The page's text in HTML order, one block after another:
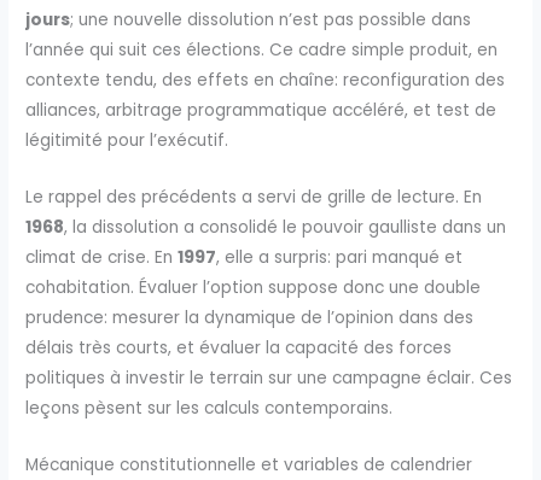
jours; une nouvelle dissolution n’est pas possible dans
l’année qui suit ces élections. Ce cadre simple produit, en
contexte tendu, des effets en chaîne: reconfiguration des
alliances, arbitrage programmatique accéléré, et test de
légitimité pour l’exécutif.
Le rappel des précédents a servi de grille de lecture. En
1968, la dissolution a consolidé le pouvoir gaulliste dans un
climat de crise. En1997, elle a surpris: pari manqué et
cohabitation. Évaluer l’option suppose donc une double
prudence: mesurer la dynamique de l’opinion dans des
délais très courts, et évaluer la capacité des forces
politiques à investir le terrain sur une campagne éclair. Ces
leçons pèsent sur les calculs contemporains.
Mécanique constitutionnelle et variables de calendrier